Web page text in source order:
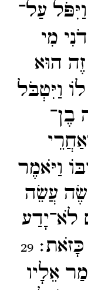
וַיִּפֹּל עַל־​
מִי
הוּא
וַיִּטְבֹּל
בֶן־​
וַיֹּאמֶר
עֲשֵׂה
לֹא־​יָדַע
29
אֵלָיו